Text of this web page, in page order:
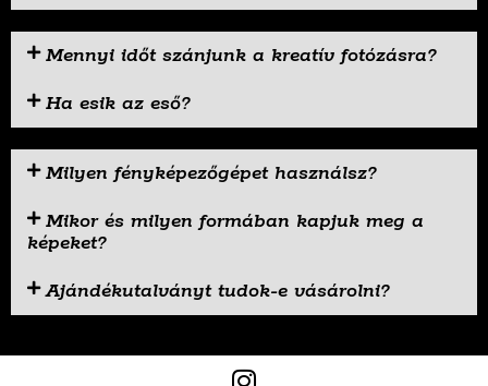
Mennyi időt szánjunk a kreatív fotózásra?
Ha esik az eső?
Milyen fényképezőgépet használsz?
Mikor és milyen formában kapjuk meg a
képeket?
Ajándékutalványt tudok-e vásárolni?